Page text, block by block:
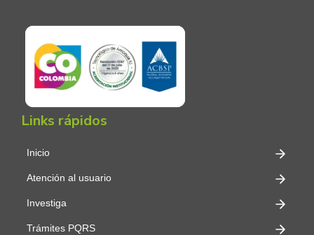
Links rápidos
Inicio
Atención al usuario
Investiga
Trámites PQRS